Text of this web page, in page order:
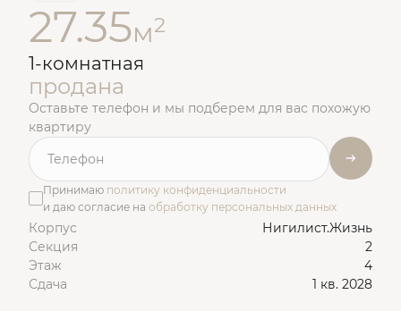
27.35м2
1-комнатная
продана
Оставьте телефон и мы подберем для вас похожую
квартиру
Принимаю политику конфиденциальности
и даю согласие на обработку персональных данных
Корпус
Нигилист.Жизнь
Секция
2
Этаж
4
Сдача
1 кв. 2028